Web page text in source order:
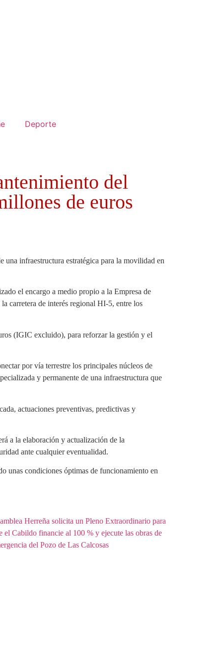
Deporte
del
de euros
infraestructura estratégica para la movilidad en
el encargo a medio propio a la Empresa de
carretera de interés regional HI-5, entre los
(IGIC excluido), para reforzar la gestión y el
por vía terrestre los principales núcleos de
y permanente de una infraestructura que
actuaciones preventivas, predictivas y
a la elaboración y actualización de la
ante cualquier eventualidad.
unas condiciones óptimas de funcionamiento en
Herreña solicita un Pleno Extraordinario para
el Cabildo financie al 100 % y ejecute las obras de
del Pozo de Las Calcosas